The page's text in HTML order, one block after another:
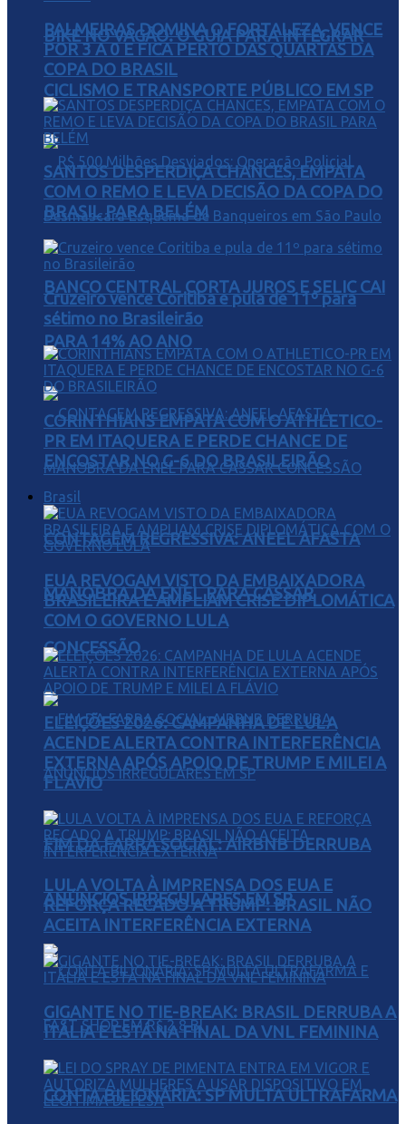
BIKE NO VAGÃO: O GUIA PARA INTEGRAR
CICLISMO E TRANSPORTE PÚBLICO EM SP
BANCO CENTRAL CORTA JUROS E SELIC CAI
PARA 14% AO ANO
CONTAGEM REGRESSIVA: ANEEL AFASTA
MANOBRA DA ENEL PARA CASSAR
CONCESSÃO
FIM DA FARRA SOCIAL: AIRBNB DERRUBA
ANÚNCIOS IRREGULARES EM SP
CONTA BILIONÁRIA: SP MULTA ULTRAFARMA
PALMEIRAS DOMINA O FORTALEZA, VENCE
POR 3 A 0 E FICA PERTO DAS QUARTAS DA
COPA DO BRASIL
SANTOS DESPERDIÇA CHANCES, EMPATA
COM O REMO E LEVA DECISÃO DA COPA DO
BRASIL PARA BELÉM
Cruzeiro vence Coritiba e pula de 11º para
sétimo no Brasileirão
CORINTHIANS EMPATA COM O ATHLETICO-
PR EM ITAQUERA E PERDE CHANCE DE
ENCOSTAR NO G-6 DO BRASILEIRÃO
Brasil
EUA REVOGAM VISTO DA EMBAIXADORA
BRASILEIRA E AMPLIAM CRISE DIPLOMÁTICA
COM O GOVERNO LULA
ELEIÇÕES 2026: CAMPANHA DE LULA
ACENDE ALERTA CONTRA INTERFERÊNCIA
EXTERNA APÓS APOIO DE TRUMP E MILEI A
FLÁVIO
LULA VOLTA À IMPRENSA DOS EUA E
REFORÇA RECADO A TRUMP: BRASIL NÃO
ACEITA INTERFERÊNCIA EXTERNA
GIGANTE NO TIE-BREAK: BRASIL DERRUBA A
ITÁLIA E ESTÁ NA FINAL DA VNL FEMININA